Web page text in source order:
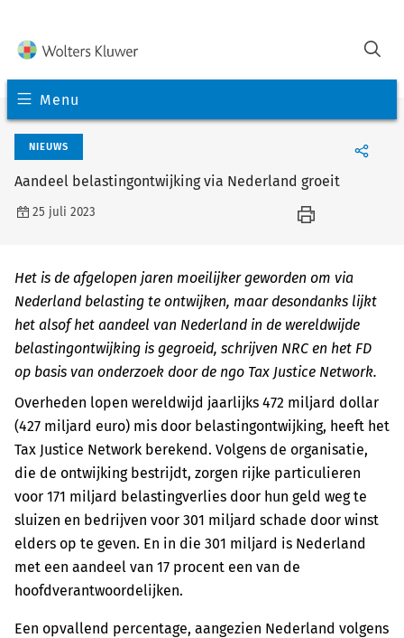
Menu
NIEUWS
Aandeel belastingontwijking via Nederland groeit
25 juli 2023
Het is de afgelopen jaren moeilijker geworden om via
Nederland belasting te ontwijken, maar desondanks lijkt
het alsof het aandeel van Nederland in de wereldwijde
belastingontwijking is gegroeid, schrijven NRC en het FD
op basis van onderzoek door de ngo Tax Justice Network.
Overheden lopen wereldwijd jaarlijks 472 miljard dollar
(427 miljard euro) mis door belastingontwijking, heeft het
Tax Justice Network berekend. Volgens de organisatie,
die de ontwijking bestrijdt, zorgen rijke particulieren
voor 171 miljard belastingverlies door hun geld weg te
sluizen en bedrijven voor 301 miljard schade door winst
elders op te geven. En in die 301 miljard is Nederland
met een aandeel van 17 procent een van de
hoofdverantwoordelijken.
Een opvallend percentage, aangezien Nederland volgens